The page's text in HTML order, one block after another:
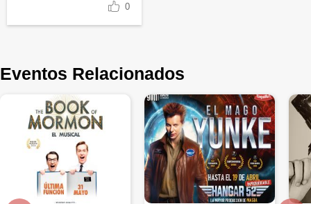
0
Eventos Relacionados